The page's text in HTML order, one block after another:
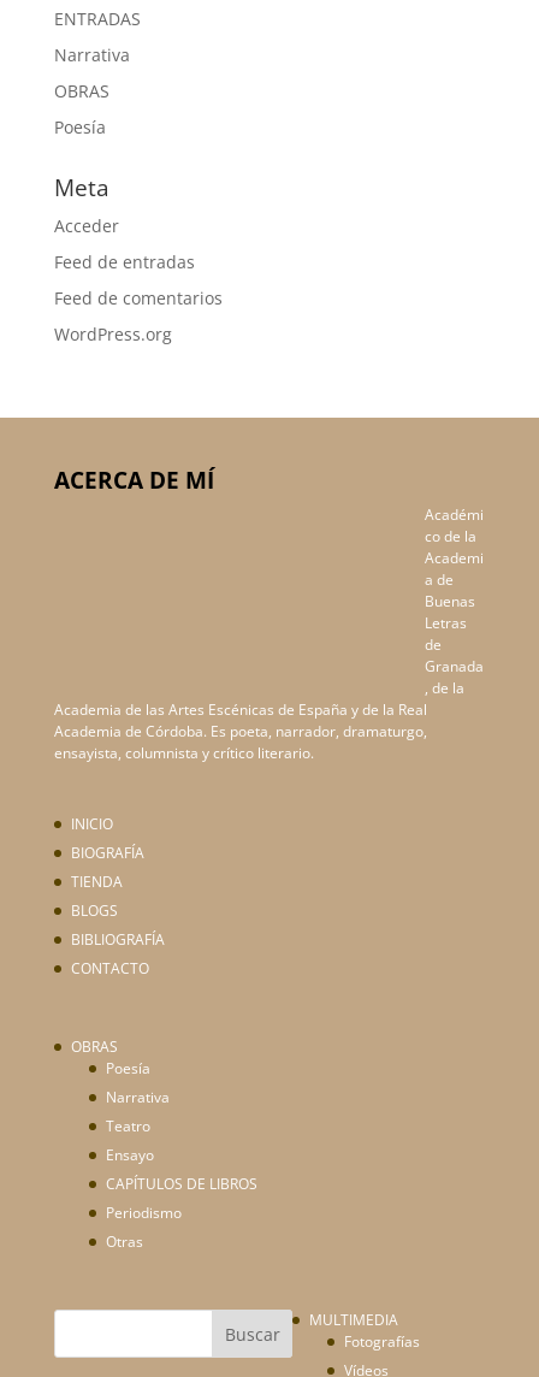
ENTRADAS
Narrativa
OBRAS
Poesía
Meta
Acceder
Feed de entradas
Feed de comentarios
WordPress.org
ACERCA DE MÍ
Académi
co de la
Academi
a de
Buenas
Letras
de
Granada
, de la
Academia de las Artes Escénicas de España y de la Real
Academia de Córdoba. Es poeta, narrador, dramaturgo,
ensayista, columnista y crítico literario.
INICIO
BIOGRAFÍA
TIENDA
BLOGS
BIBLIOGRAFÍA
CONTACTO
OBRAS
Poesía
Narrativa
Teatro
Ensayo
CAPÍTULOS DE LIBROS
Periodismo
Otras
MULTIMEDIA
Fotografías
Vídeos